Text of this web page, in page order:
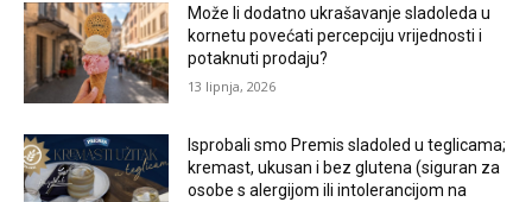
Može li dodatno ukrašavanje sladoleda u
kornetu povećati percepciju vrijednosti i
potaknuti prodaju?
13 lipnja, 2026
Isprobali smo Premis sladoled u teglicama;
kremast, ukusan i bez glutena (siguran za
osobe s alergijom ili intolerancijom na